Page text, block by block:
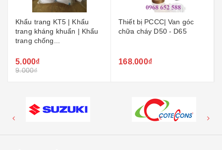
Khẩu trang KT5 | Khẩu
trang kháng khuẩn | Khẩu
trang chống...
5.000₫
9.000₫
Thiết bị PCCC| Van góc
chữa cháy D50 - D65
168.000₫